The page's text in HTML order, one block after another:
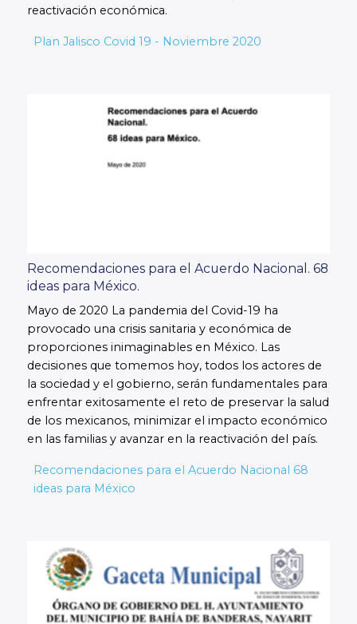
reactivación económica.
Plan Jalisco Covid 19 - Noviembre 2020
Recomendaciones para el Acuerdo Nacional. 68
ideas para México.
Mayo de 2020 La pandemia del Covid-19 ha
provocado una crisis sanitaria y económica de
proporciones inimaginables en México. Las
decisiones que tomemos hoy, todos los actores de
la sociedad y el gobierno, serán fundamentales para
enfrentar exitosamente el reto de preservar la salud
de los mexicanos, minimizar el impacto económico
en las familias y avanzar en la reactivación del país.
Recomendaciones para el Acuerdo Nacional 68
ideas para México